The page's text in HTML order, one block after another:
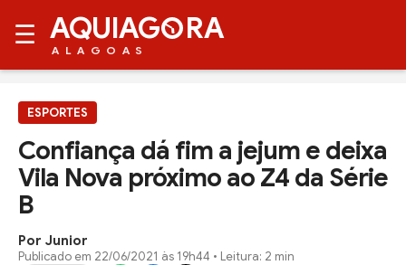
☰ AQUIAG RA
ALAGOAS
ESPORTES
Confiança dá fim a jejum e deixa
Vila Nova próximo ao Z4 da Série
B
Por Junior
Publicado em 22/06/2021 às 19h44 • Leitura: 2 min